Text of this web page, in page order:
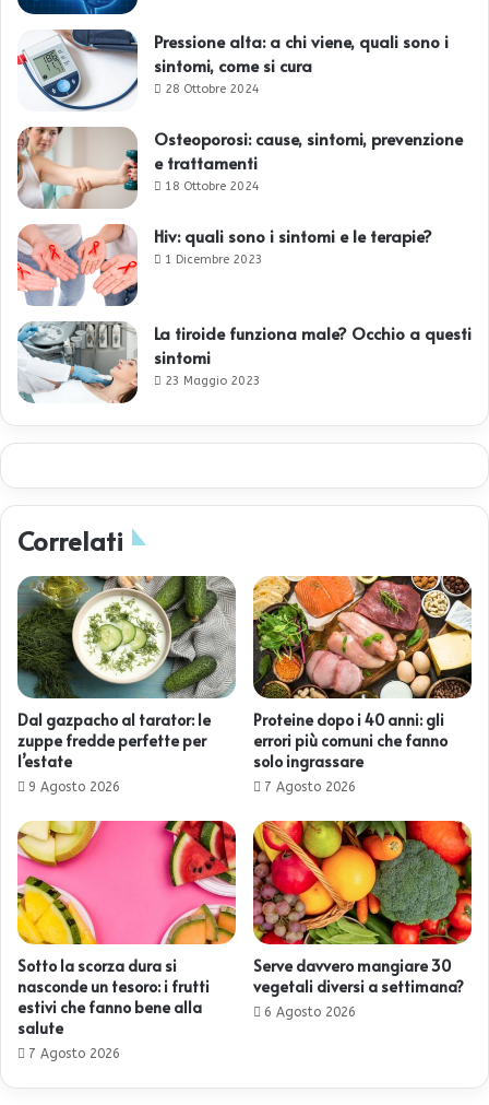
Pressione alta: a chi viene, quali sono i
sintomi, come si cura
28 Ottobre 2024
Osteoporosi: cause, sintomi, prevenzione
e trattamenti
18 Ottobre 2024
Hiv: quali sono i sintomi e le terapie?
1 Dicembre 2023
La tiroide funziona male? Occhio a questi
sintomi
23 Maggio 2023
Correlati
Dal gazpacho al tarator: le
zuppe fredde perfette per
l’estate
9 Agosto 2026
Proteine dopo i 40 anni: gli
errori più comuni che fanno
solo ingrassare
7 Agosto 2026
Sotto la scorza dura si
nasconde un tesoro: i frutti
estivi che fanno bene alla
salute
7 Agosto 2026
Serve davvero mangiare 30
vegetali diversi a settimana?
6 Agosto 2026